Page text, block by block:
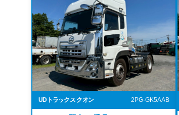
UDトラックス クオン 2PG-GK5AAB